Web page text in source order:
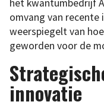
het kwantumbedrijf
omvang van
weerspiegelt van
geworden voor de
innovatie